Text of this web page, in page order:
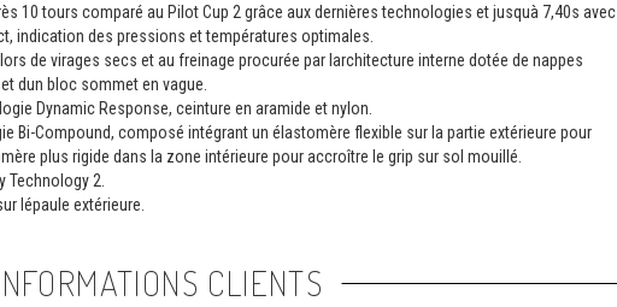
10 tours comparé au Pilot Cup 2 grâce aux dernières technologies et jusquà 7,40s avec
indication des pressions et températures optimales.
de virages secs et au freinage procurée par larchitecture interne dotée de nappes
dun bloc sommet en vague.
Dynamic Response, ceinture en aramide et nylon.
Bi-Compound, composé intégrant un élastomère flexible sur la partie extérieure pour
plus rigide dans la zone intérieure pour accroître le grip sur sol mouillé.
Technology 2.
lépaule extérieure.
CLIENTS